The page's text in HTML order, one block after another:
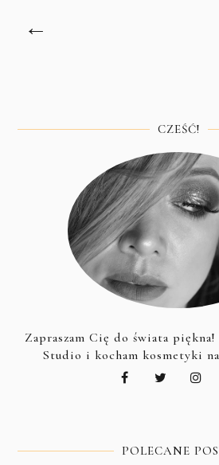
←
CZEŚĆ!
Zapraszam Cię do świata
Studio i kocham kosmetyki
POLECANE